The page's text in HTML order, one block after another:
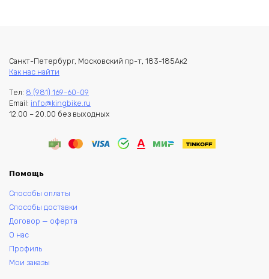
Санкт-Петербург, Московский пр-т, 183-185Ак2
Как нас найти
Тел: 8 (981) 169-60-09
Email: info@kingbike.ru
12.00 – 20.00 без выходных
Помощь
Способы оплаты
Способы доставки
Договор — оферта
О нас
Профиль
Мои заказы